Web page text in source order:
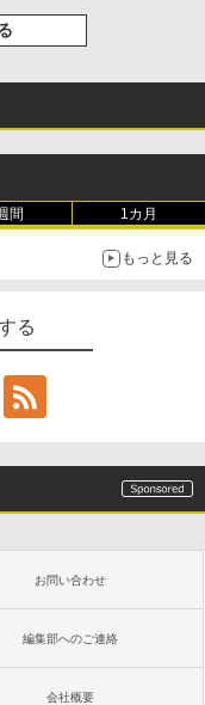
間 1カ月
もっと見る
る
お問い合わせ
編集部へのご連絡
会社概要